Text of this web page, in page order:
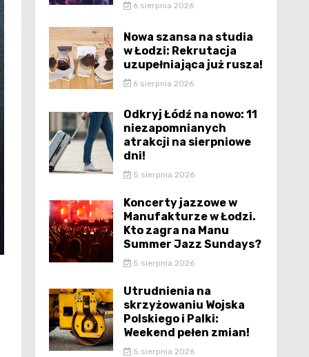
6 sierpnia 2026
Nowa szansa na studia
w Łodzi: Rekrutacja
uzupełniająca już rusza!
6 sierpnia 2026
Odkryj Łódź na nowo: 11
niezapomnianych
atrakcji na sierpniowe
dni!
5 sierpnia 2026
Koncerty jazzowe w
Manufakturze w Łodzi.
Kto zagra na Manu
Summer Jazz Sundays?
5 sierpnia 2026
Utrudnienia na
skrzyżowaniu Wojska
Polskiego i Palki:
Weekend pełen zmian!
5 sierpnia 2026